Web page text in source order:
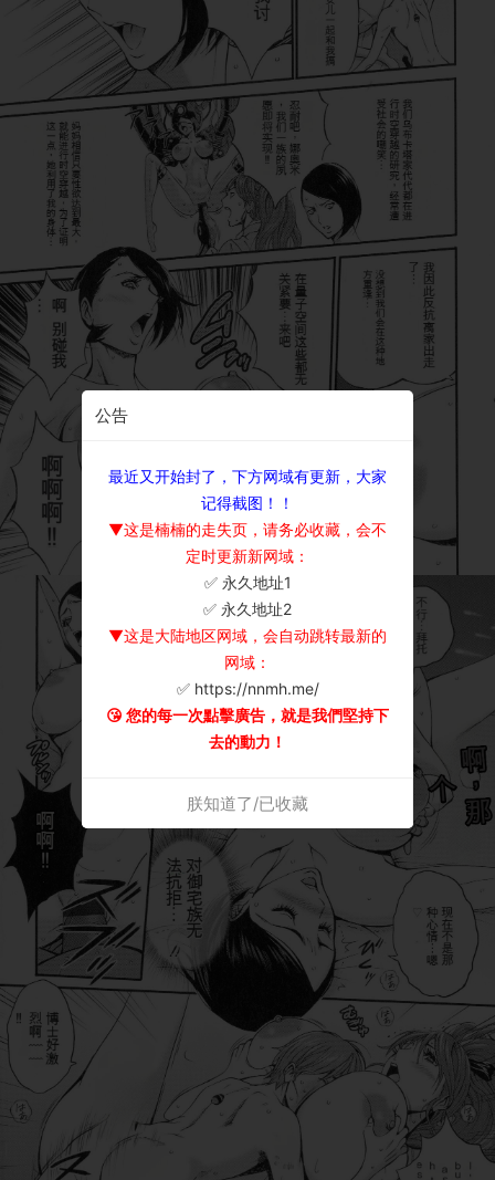
公告
最近又开始封了，下方网域有更新，大家
记得截图！！
▼这是楠楠的走失页，请务必收藏，会不
定时更新新网域：
✅ 永久地址1
✅ 永久地址2
▼这是大陆地区网域，会自动跳转最新的
网域：
✅ https://nnmh.me/
😘 您的每一次點擊廣告，就是我們堅持下
去的動力！
朕知道了/已收藏